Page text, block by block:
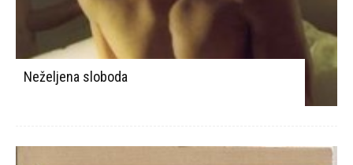
Neželjena sloboda